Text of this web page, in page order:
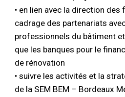
• en lien avec la direction des
cadrage des partenariats
professionnels du bâtiment
que les banques pour le
de rénovation
• suivre les activités et la
de la SEM BEM – Bordeaux